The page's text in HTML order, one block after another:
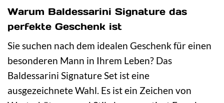
Warum Baldessarini Signature das
perfekte Geschenk ist
Sie suchen nach dem idealen Geschenk für einen
besonderen Mann in Ihrem Leben? Das
Baldessarini Signature Set ist eine
ausgezeichnete Wahl. Es ist ein Zeichen von